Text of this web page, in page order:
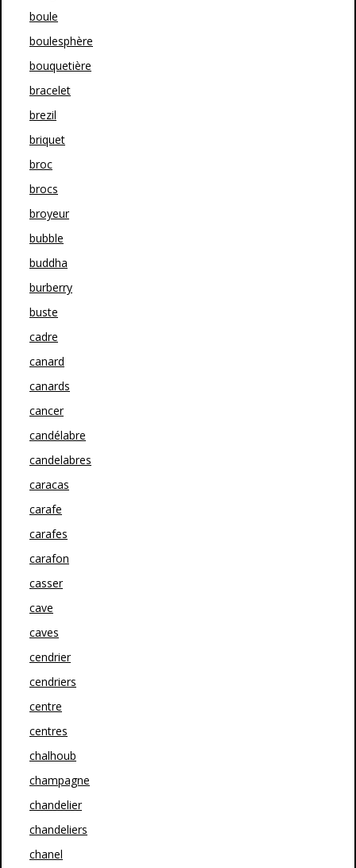
boule
boulesphère
bouquetière
bracelet
brezil
briquet
broc
brocs
broyeur
bubble
buddha
burberry
buste
cadre
canard
canards
cancer
candélabre
candelabres
caracas
carafe
carafes
carafon
casser
cave
caves
cendrier
cendriers
centre
centres
chalhoub
champagne
chandelier
chandeliers
chanel